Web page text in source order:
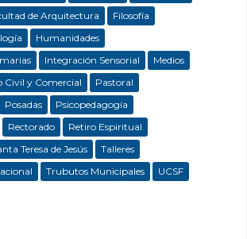
de Arquitectura
Filosofía
Humanidades
Integración Sensorial
Medios
Civil y Comercial
Pastoral
Posadas
Psicopedagogía
Rectorado
Retiro Espiritual
Teresa de Jesús
Talleres
Trubutos Municipales UCSF